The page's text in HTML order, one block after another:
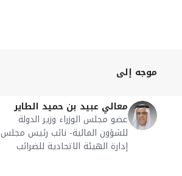
موجه إلى
معالي عبيد بن حميد الطاير
عضو مجلس الوزراء وزير الدولة
للشؤون المالية- نائب رئيس مجلس
إدارة الهيئة الاتحادية للضرائب